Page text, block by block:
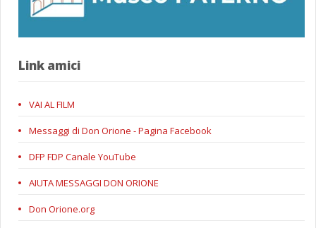
Link amici
VAI AL FILM
Messaggi di Don Orione - Pagina Facebook
DFP FDP Canale YouTube
AIUTA MESSAGGI DON ORIONE
Don Orione.org